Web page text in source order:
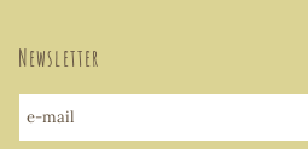
Newsletter
e-mail